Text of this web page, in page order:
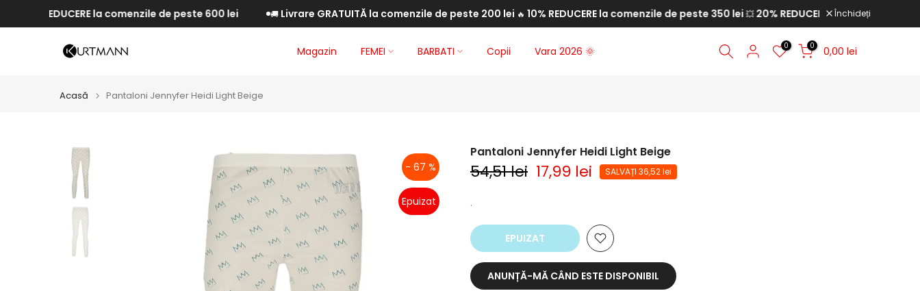
la
REDUCERE la comenzile de peste 600 lei Livrare GRATUITĂ la comenzile de peste 200 lei🔥 10% REDUCERE la comenzile de peste 350 lei💥 20% REDUCERE la comenzile de
Închideți
Magazin FEMEI BARBATI Copii Vara 2026 🌞 0 0 0,00 lei
Acasă Pantaloni Jennyfer Heidi Light Beige
- 67 %
Epuizat
Pantaloni Jennyfer Heidi Light Beige
54,51 lei 17,99 lei SALVAȚI 36,52 lei
.
EPUIZAT
ANUNȚĂ-MĂ CÂND ESTE DISPONIBIL